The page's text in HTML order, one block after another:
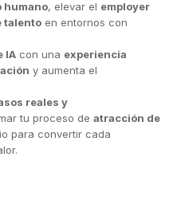
humano, elevar el employer
talento en entornos con
IA con una experiencia
y aumenta el
reales y
tu proceso de atracción de
para convertir cada